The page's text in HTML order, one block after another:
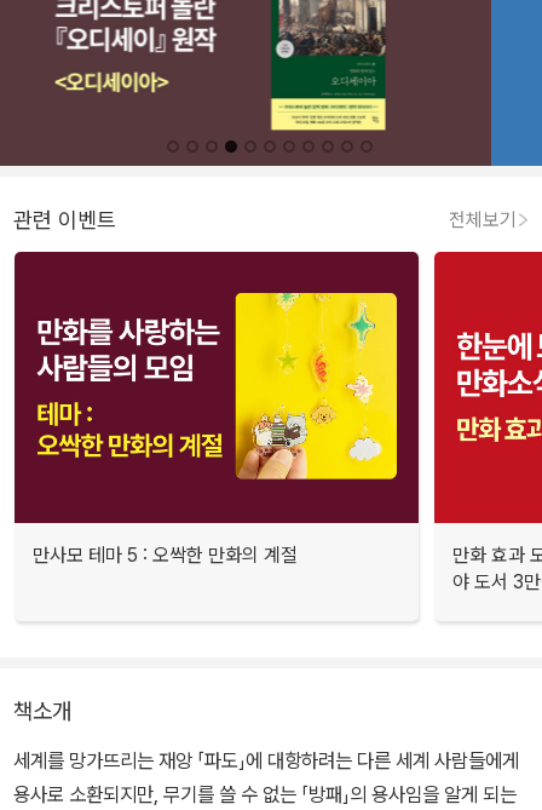
관련 이벤트 전체보기
만사모 테마 5 : 오싹한 만화의 계절
만화 효과
야 도서 3
책소개
세계를 망가뜨리는 재앙 「파도」에 대항하려는 다른 세계 사람들에게
용사로 소환되지만, 무기를 쓸 수 없는 「방패」의 용사임을 알게 되는